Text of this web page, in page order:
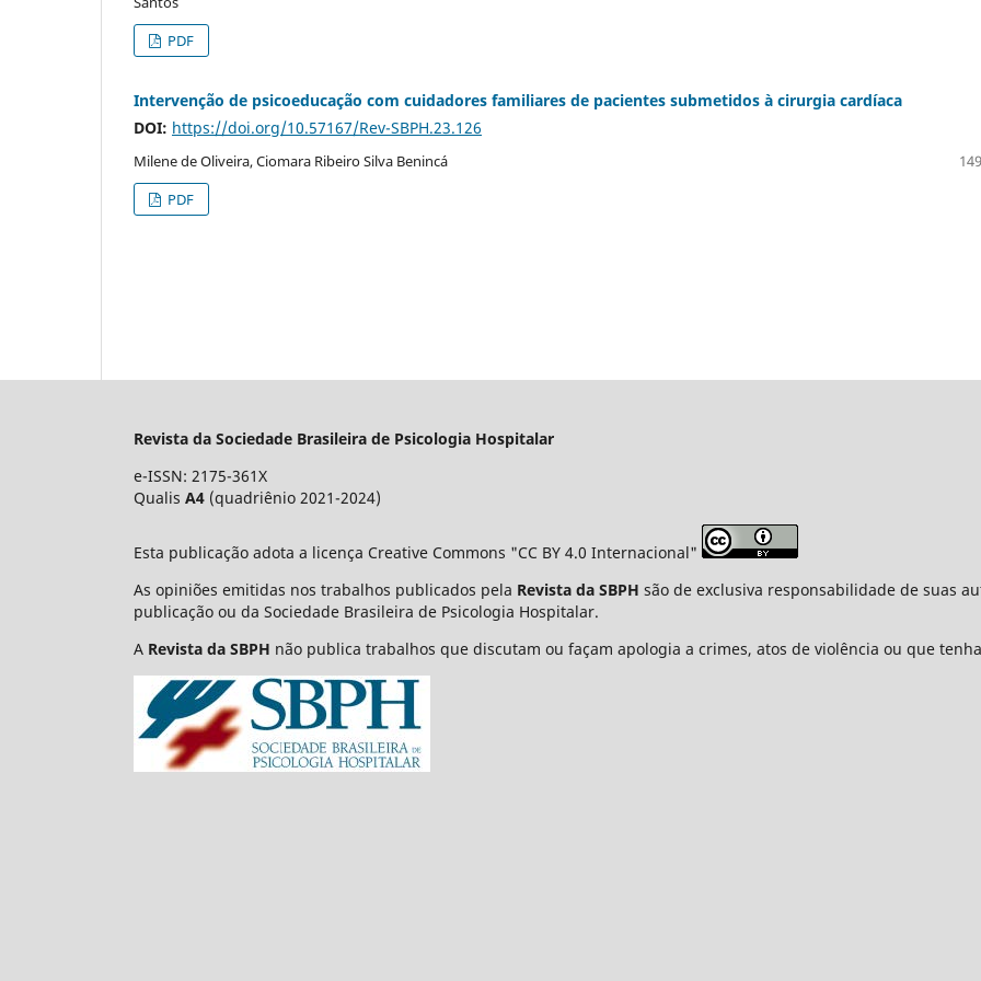
PDF
Intervenção de psicoeducação com cuidadores familiares de pacientes submetidos à cirurgia cardíaca
DOI: https://doi.org/10.57167/Rev-SBPH.23.126
Milene de Oliveira, Ciomara Ribeiro Silva Benincá
PDF
Revista da Sociedade Brasileira de Psicologia Hospitalar
e-ISSN: 2175-361X
Qualis A4 (quadriênio 2021-2024)
Esta publicação adota a licença Creative Commons "CC BY 4.0 Internacional"
As opiniões emitidas nos trabalhos publicados pela Revista da SBPH são de exclusiva responsabilidade de suas
publicação ou da Sociedade Brasileira de Psicologia Hospitalar.
A Revista da SBPH não publica trabalhos que discutam ou façam apologia a crimes, atos de violência ou que